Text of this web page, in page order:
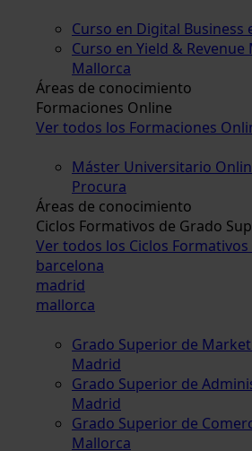
Curso en Digital Business
Curso en Yield &
Mallorca
Áreas de conocimiento
Formaciones Online
Ver todos los Formaciones
Máster Universitario
Procura
Áreas de conocimiento
Ciclos Formativos de Grado
Ver todos los Ciclos
barcelona
madrid
mallorca
Grado Superior de
Madrid
Grado Superior de
Madrid
Grado Superior de
Mallorca